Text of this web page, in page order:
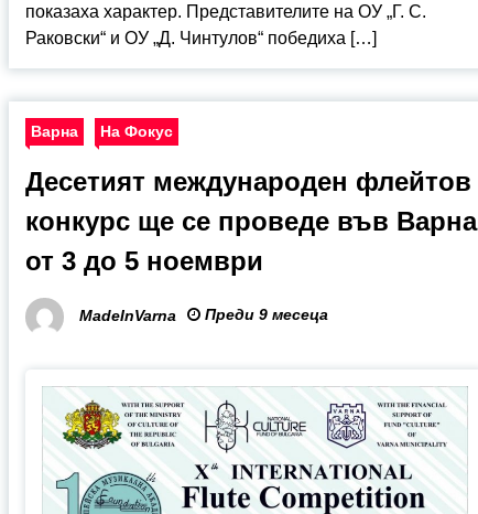
показаха характер. Представителите на ОУ „Г. С.
Раковски“ и ОУ „Д. Чинтулов“ победиха […]
Варна На Фокус
Десетият международен флейтов
конкурс ще се проведе във Варна
от 3 до 5 ноември
MadeInVarna Преди 9 месеца